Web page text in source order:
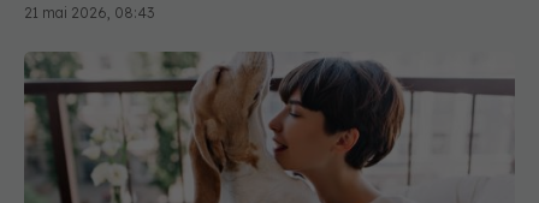
21 mai 2026, 08:43